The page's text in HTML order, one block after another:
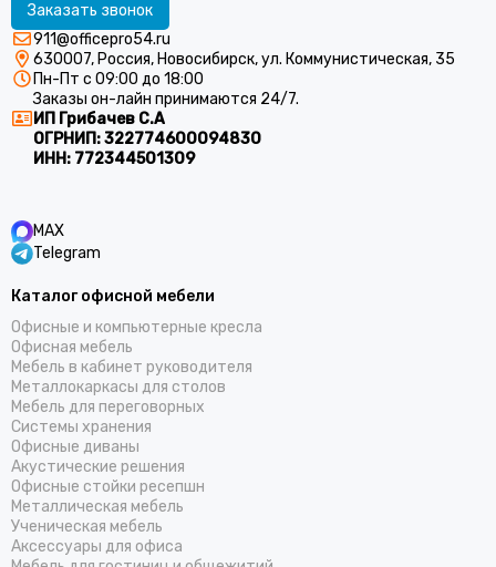
Заказать звонок
911@officepro54.ru
630007, Россия, Новосибирск, ул. Коммунистическая, 35
Пн-Пт с 09:00 до 18:00
Заказы он-лайн принимаются 24/7.
ИП Грибачев С.А
ОГРНИП:322774600094830
ИНН: 772344501309
MAX
Telegram
Каталог офисной мебели
Офисные и компьютерные кресла
Офисная мебель
Мебель в кабинет руководителя
Металлокаркасы для столов
Мебель для переговорных
Системы хранения
Офисные диваны
Акустические решения
Офисные стойки ресепшн
Металлическая мебель
Ученическая мебель
Аксессуары для офиса